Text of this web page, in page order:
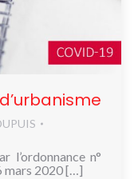
l’ordonnance n°
mars 2020 […]